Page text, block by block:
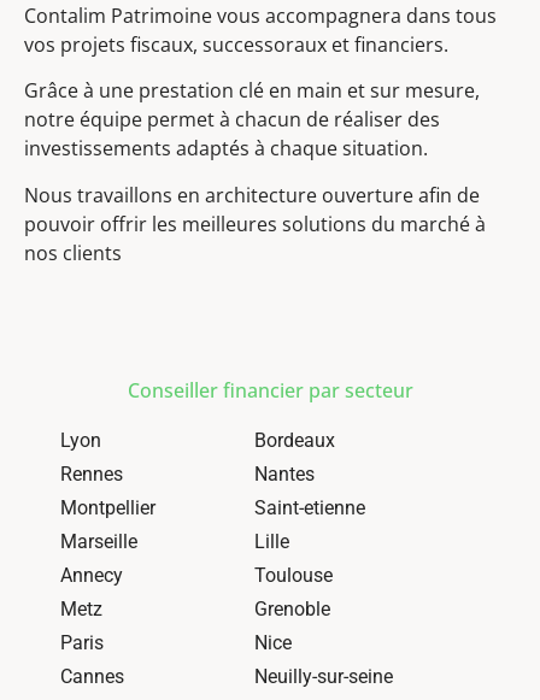
Contalim Patrimoine vous accompagnera dans tous
vos projets fiscaux, successoraux et financiers.
Grâce à une prestation clé en main et sur mesure,
notre équipe permet à chacun de réaliser des
investissements adaptés à chaque situation.
Nous travaillons en architecture ouverture afin de
pouvoir offrir les meilleures solutions du marché à
nos clients
Conseiller financier par secteur
Lyon
Bordeaux
Rennes
Nantes
Montpellier
Saint-etienne
Marseille
Lille
Annecy
Toulouse
Metz
Grenoble
Paris
Nice
Cannes
Neuilly-sur-seine